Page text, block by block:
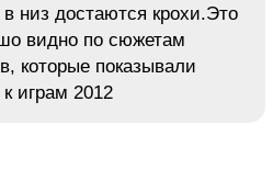
в низ достаются крохи.Это
видно по сюжетам
которые показывали
к играм 2012